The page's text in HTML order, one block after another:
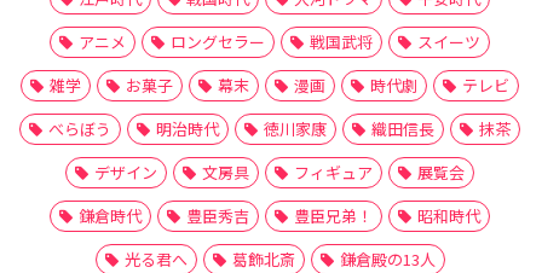
アニメ
ロングセラー 戦国武将
スイーツ
雑学
お菓子 幕末 漫画 時代劇
テレビ
べらぼう
明治時代 徳川家康 織田信長
抹茶
デザイン
文房具 フィギュア
展覧会
鎌倉時代
豊臣秀吉 豊臣兄弟！
昭和時代
光る君へ
葛飾北斎 鎌倉殿の13人